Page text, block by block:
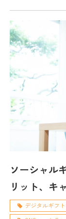
ソーシャル
リット、キ
く紹介！
デジタルギフト